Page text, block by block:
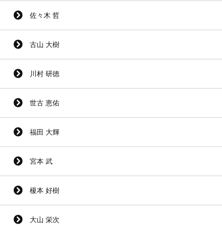
佐々木 哲
古山 大樹
川村 研徳
世古 恵佑
福田 大輝
宮本 武
榎本 好樹
大山 栄次